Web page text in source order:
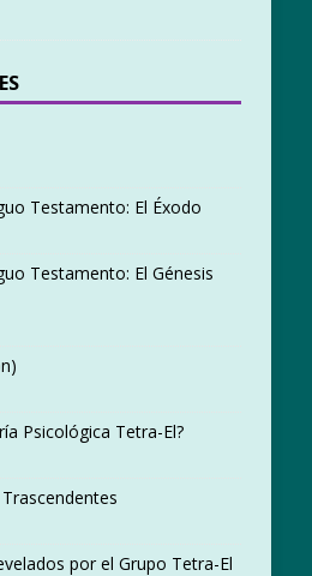
Testamento: El Éxodo
Testamento: El Génesis
Psicológica Tetra-El?
por el Grupo Tetra-El